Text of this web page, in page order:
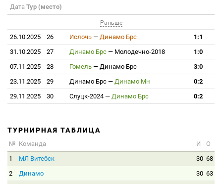
Дата Тур (место)
Раньше
26.10.2025 26 Ислочь — Динамо Брс
1:1
31.10.2025
27 Динамо Брс — Молодечно-2018
1:0
07.11.2025
28 Гомель — Динамо Брс
3:0
23.11.2025
29 Динамо Брс — Динамо Мн
0:2
29.11.2025
30 Слуцк-2024 — Динамо Брс 0:2
ТУРНИРНАЯ ТАБЛИЦА
№ Команда И
О
1
МЛ Витебск 30 68
2
Динамо 30 63